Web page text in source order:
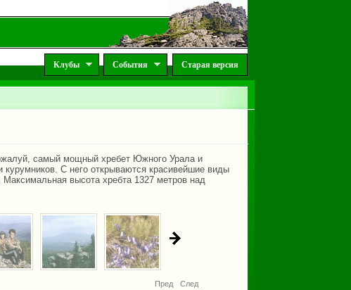
Клубы События Старая версия
самый мощный хребет Южного Урала и
С него открываются красивейшие виды
высота хребта 1327 метров над
Пред След